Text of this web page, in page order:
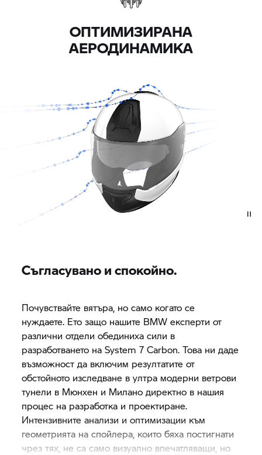
ОПТИМИЗИРАНА
АЕРОДИНАМИКА
Съгласувано и спокойно.
Почувствайте вятъра, но само когато се
нуждаете. Ето защо нашите BMW експерти от
различни отдели обединиха сили в
разработването наSystem 7 Carbon. Това ни даде
възможност да включим резултатите от
обстойното изследване в ултра модерни ветрови
тунели в Мюнхен и Милано директно в нашия
процес на разработка и проектиране.
Интензивните анализи и оптимизации към
геометрията на спойлера, които бяха постигнати
чрез тях, не са само визуално впечатляващи, но